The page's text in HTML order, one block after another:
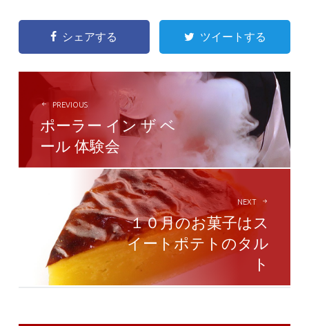
シェアする ツイートする
POST
NAVIGATION
PREVIOUS
ポーラー イン ザ ベ
ール 体験会
NEXT
１０月のお菓子はス
イートポテトのタル
ト